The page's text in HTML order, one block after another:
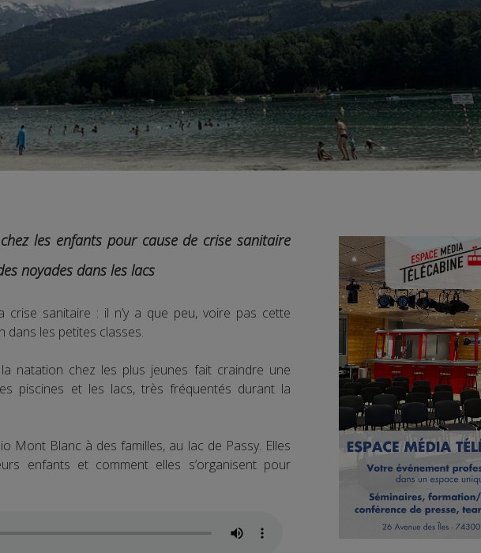
les enfants pour cause de crise sanitaire
noyades dans les lacs
crise sanitaire : il n’y a que peu, voire pas cette
dans les petites classes.
natation chez les plus jeunes fait craindre une
piscines et les lacs, très fréquentés durant la
Mont Blanc à des familles, au lac de Passy. Elles
enfants et comment elles s’organisent pour